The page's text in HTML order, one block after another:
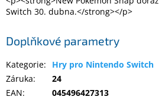
Switch 30. dubna.</strong></p>
Doplňkové parametry
Kategorie:
Hry pro Nintendo Switch
Záruka:
24
EAN: 045496427313